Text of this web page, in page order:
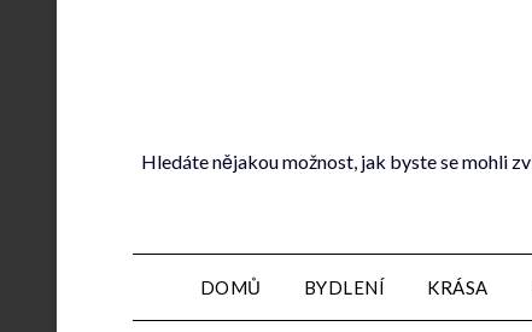
Hledáte nějakou možnost, jak byste se mohli
DOMŮ BYDLENÍ KRÁSA